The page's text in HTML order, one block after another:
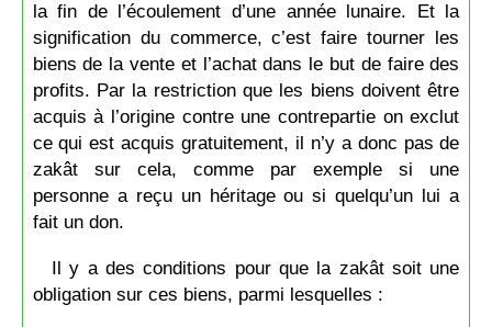
la fin de l’écoulement d’une année lunaire. Et la
signification du commerce, c’est faire tourner les
biens de la vente et l’achat dans le but de faire des
profits. Par la restriction que les biens doivent être
acquis à l’origine contre une contrepartie on exclut
ce qui est acquis gratuitement, il n’y a donc pas de
zakât sur cela, comme par exemple si une
personne a reçu un héritage ou si quelqu’un lui a
fait un don.
Il y a des conditions pour que la zakât soit une
obligation sur ces biens, parmi lesquelles :